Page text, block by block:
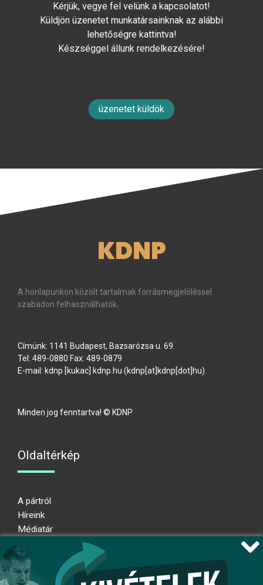
Kérjük, vegye fel velünk a kapcsolatot!
Küldjön üzenetet munkatársainknak az alábbi
lehetőségre kattintva!
Készséggel állunk rendelkezésére!
üzenetet küldök
KDNP
A honlapunkon közölt tartalmak forrásmegjelöléssel
szabadon felhasználhatók.
Címünk: 1141 Budapest, Bazsarózsa u. 69.
Tel: 489-0880 Fax: 489-0879
E-mail: kdnp [kukac] kdnp hu (kdnp[at]kdnp[dot]hu)
Minden jog fenntartva! © KDNP
Oldaltérkép
A pártról
Híreink
Médiatár
Adatkezelési nyilatkozat
Átláthatósági nyilatkozat